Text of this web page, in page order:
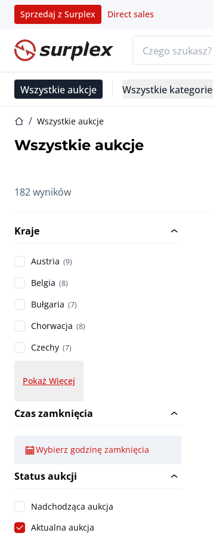
Sprzedaj z Surplex Direct sales
Strona główna
Wszystkie aukcje Wszystkie kategorie
Strona główna
Wszystkie aukcje
Wszystkie aukcje
182 wyników
Kraje
Austria (9)
Belgia (8)
Bułgaria (7)
Chorwacja (8)
Czechy (7)
Pokaż Więcej
Czas zamknięcia
Wybierz godzinę zamknięcia
Status aukcji
Nadchodząca aukcja
Aktualna aukcja